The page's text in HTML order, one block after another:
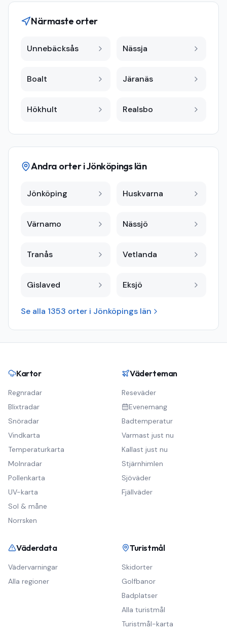
Närmaste orter
Unnebäcksås Nässja
Boalt Järanäs
Hökhult Realsbo
Andra orter iJönköpings län
Jönköping Huskvarna
Värnamo Nässjö
Tranås Vetlanda
Gislaved Eksjö
Se alla 1353 orter i Jönköpings län
Kartor
Regnradar
Blixtradar
Snöradar
Vindkarta
Temperaturkarta
Molnradar
Pollenkarta
UV-karta
Sol & måne
Norrsken
Väderteman
Reseväder
Evenemang
Badtemperatur
Varmast just nu
Kallast just nu
Stjärnhimlen
Sjöväder
Fjällväder
Väderdata
Vädervarningar
Alla regioner
Turistmål
Skidorter
Golfbanor
Badplatser
Alla turistmål
Turistmål-karta